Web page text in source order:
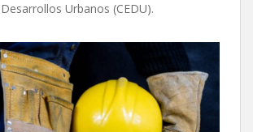
Urbanos (CEDU).